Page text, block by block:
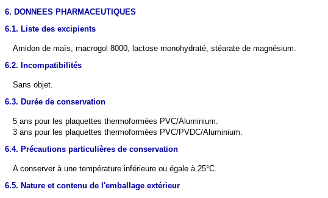
6. DONNEES PHARMACEUTIQUES
6.1. Liste des excipients
Amidon de maïs, macrogol 8000, lactose monohydraté, stéarate de magnésium.
6.2. Incompatibilités
Sans objet.
6.3. Durée de conservation
5 ans pour les plaquettes thermoformées PVC/Aluminium.
3 ans pour les plaquettes thermoformées PVC/PVDC/Aluminium.
6.4. Précautions particulières de conservation
A conserver à une température inférieure ou égale à 25°C.
6.5. Nature et contenu de l'emballage extérieur